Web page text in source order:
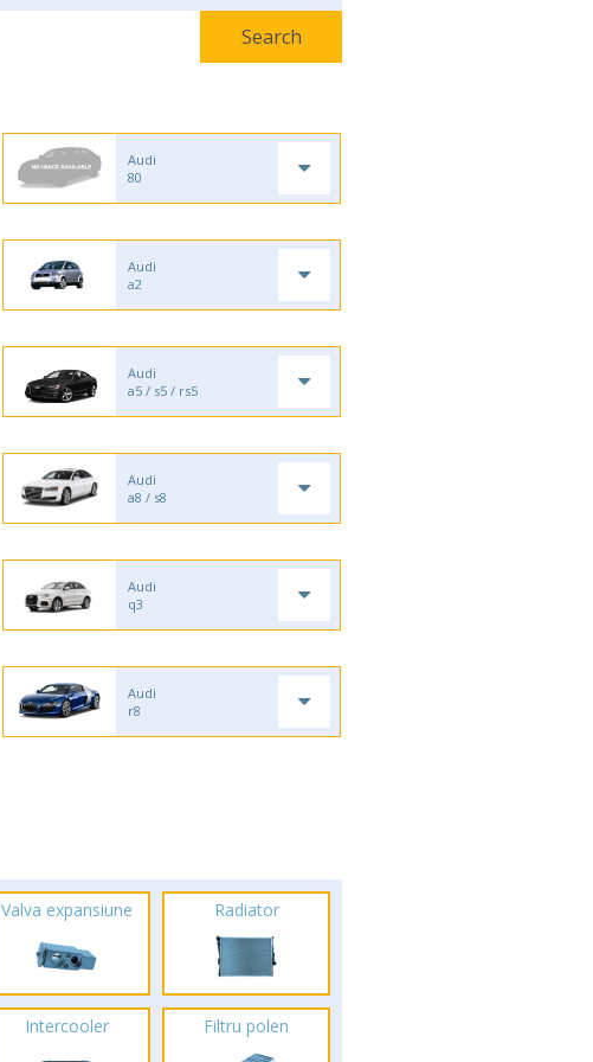
Audi
80
Audi
a2
Audi
a5 / s5 / rs5
Audi
a8 / s8
Audi
q3
Audi
r8
Valva expansiune Radiator
Intercooler Filtru polen